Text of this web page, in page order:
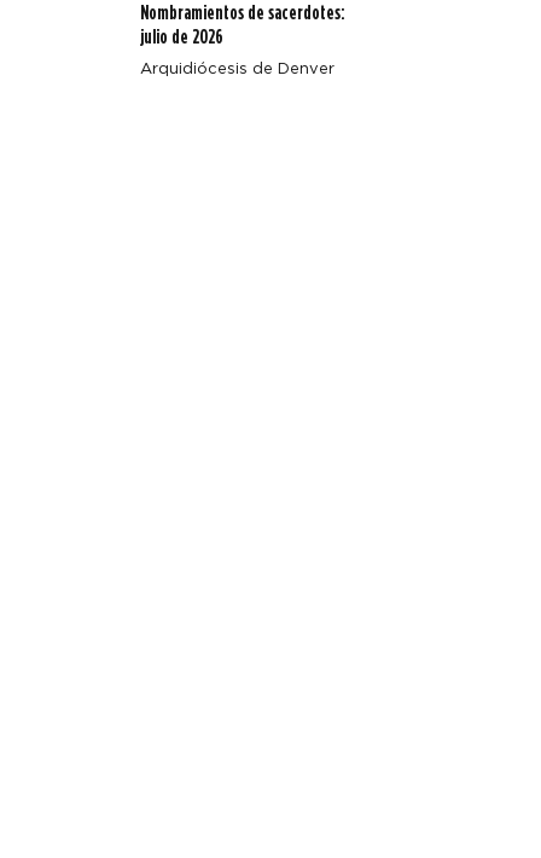
Nombramientos de sacerdotes:
julio de 2026
Arquidiócesis de Denver